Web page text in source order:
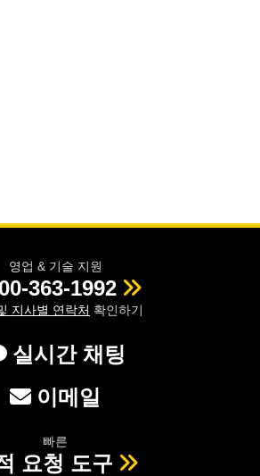
영업 & 기술 지원
363-1992
지사별 연락처 확인하기
실시간 채팅
이메일
빠른
요청 도구